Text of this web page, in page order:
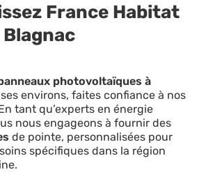
France Habitat
Blagnac
photovoltaïques à
environs, faites confiance à nos
tant qu’experts en énergie
nous engageons à fournir des
de pointe, personnalisées pour
spécifiques dans la région